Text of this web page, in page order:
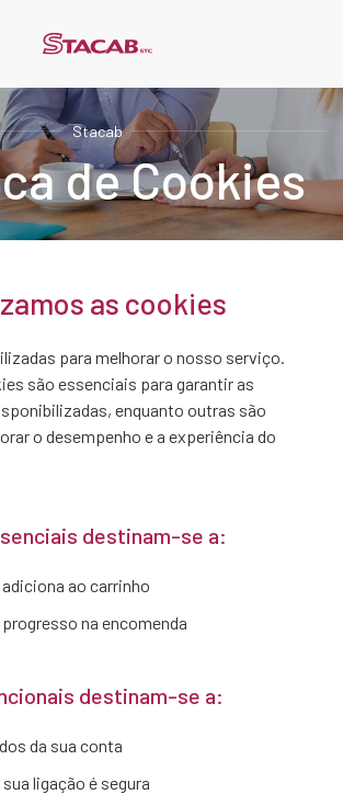
Stacab
de Cookies
as cookies
para melhorar o nosso serviço.
são essenciais para garantir as
enquanto outras são
o desempenho e a experiência do
destinam-se a:
ao carrinho
na encomenda
destinam-se a:
da sua conta
ligação é segura